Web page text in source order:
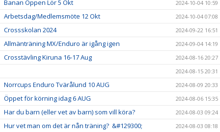
Banan Öppen Lör 5 Okt 2024-10-04 10:59
Arbetsdag/Medlemsmöte 12 Okt 2024-10-04 07:08
Crossskolan 2024 2024-09-22 16:51
Allmänträning MX/Enduro är igång igen 2024-09-04 14:19
Crosstävling Kiruna 16-17 Aug
2024-08-16 20:27
2024-08-15 20:31
Norrcups Enduro Tvärålund 10 AUG 2024-08-09 20:33
Öppet för körning idag 6 AUG 2024-08-06 15:35
Har du barn (eller vet av barn) som vill köra? 2024-08-03 09:24
Hur vet man om det är nån träning? &#129300; 2024-08-03 08:18